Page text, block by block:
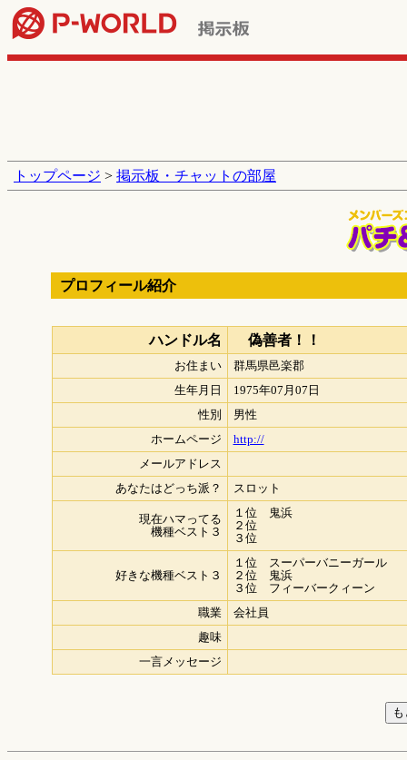
トップページ > 掲示板・チャットの部屋
プロフィール紹介
ハンドル名 偽善者！！
お住まい
群馬県邑楽郡
生年月日
1975年07月07日
性別
男性
ホームページ
http://
メールアドレス
あなたはどっち派？
スロット
現在ハマってる
機種ベスト３
１位 鬼浜
２位
３位
好きな機種ベスト３
１位 スーパーバニーガール
２位 鬼浜
３位 フィーバークィーン
職業
会社員
趣味
一言メッセージ